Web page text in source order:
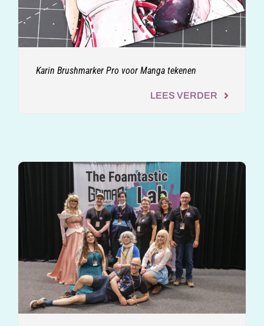
Karin Brushmarker Pro voor Manga tekenen
LEES VERDER